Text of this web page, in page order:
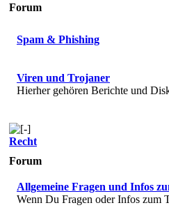
Forum
Spam & Phishing
Viren und Trojaner
Hierher gehören Berichte und
Recht
Forum
Allgemeine Fragen und Infos
Wenn Du Fragen oder Infos zum